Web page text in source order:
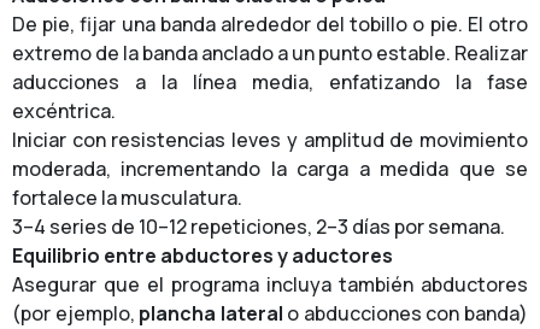
De pie, fijar una banda alrededor del tobillo o pie. El otro
extremo de la banda anclado a un punto estable. Realizar
aducciones a la línea media, enfatizando la fase
excéntrica.
Iniciar con resistencias leves y amplitud de movimiento
moderada, incrementando la carga a medida que se
fortalece la musculatura.
3–4 series de 10–12 repeticiones, 2–3 días por semana.
Equilibrio entre abductores y aductores
Asegurar que el programa incluya también abductores
(por ejemplo, plancha lateral o abducciones con banda)